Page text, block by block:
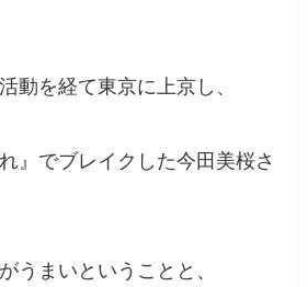
動を経て東京に上京し、
』でブレイクした今田美桜さ
うまいということと、